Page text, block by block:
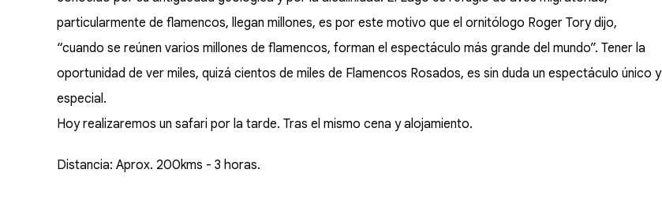
particularmente de flamencos, llegan millones, es por este motivo que el ornitólogo Roger Tory dijo,
“cuando se reúnen varios millones de flamencos, forman el espectáculo más grande del mundo”. Tener la
oportunidad de ver miles, quizá cientos de miles de Flamencos Rosados, es sin duda un espectáculo único y
especial.
Hoy realizaremos un safari por la tarde. Tras el mismo cena y alojamiento.
Distancia: Aprox. 200kms - 3 horas.